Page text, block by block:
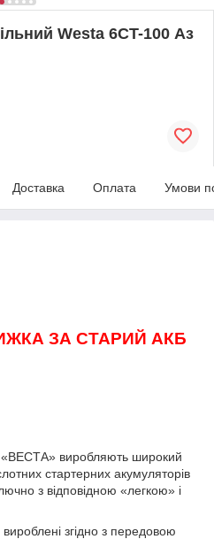
Westa 6CT-100 Аз
Доставка Оплата Умови
ЗА СТАРИЙ АКБ
виробляють широкий
стартерних акумуляторів
з відповідною «легкою» і
згідно з передовою